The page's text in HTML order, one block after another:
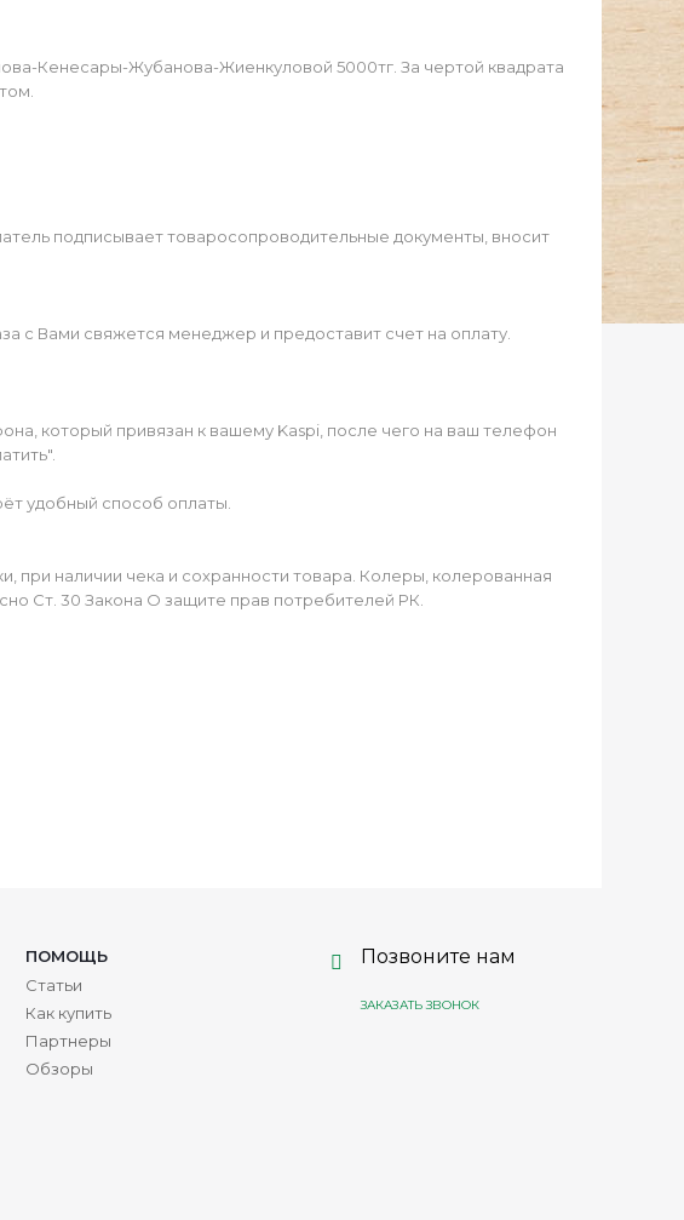
Кенесары-Жубанова-Жиенкуловой 5000тг. За чертой квадрата
подписывает товаросопроводительные документы, вносит
с Вами свяжется менеджер и предоставит счет на оплату.
который привязан к вашему Kaspi, после чего на ваш телефон
удобный способ оплаты.
при наличии чека и сохранности товара. Колеры, колерованная
Ст. 30 Закона О защите прав потребителей РК.
ПОМОЩЬ
Статьи
Как купить
Партнеры
Обзоры
Позвоните нам
ЗАКАЗАТЬ ЗВОНОК